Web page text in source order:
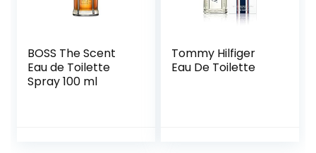
BOSS The Scent
Eau de Toilette
Spray 100 ml
Tommy Hilfiger
Eau De Toilette